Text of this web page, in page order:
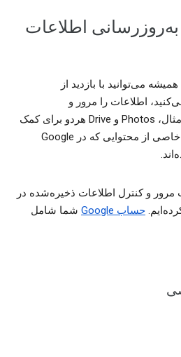
اطلاعات
می‌توانید با بازدید از
اطلاعات را مرور و
به‌روزرسانی کنید. به‌عنوان مثال، Photos و Drive هردو برای کمک
به شما جهت مدیریت انواع خاصی از محتوایی که در Google
مرور و کنترل اطلاعات ذخیره‌شده در
حساب Google
شما شامل